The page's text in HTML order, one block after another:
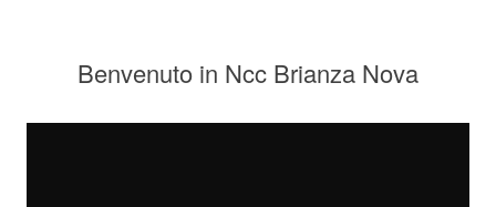
Benvenuto in Ncc Brianza Nova